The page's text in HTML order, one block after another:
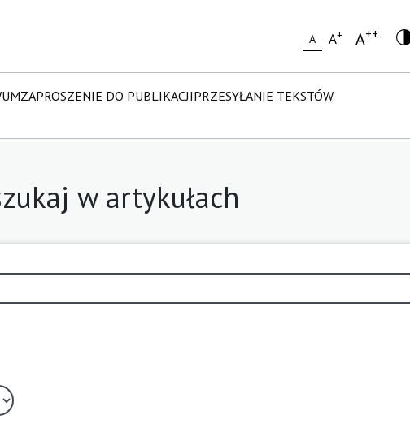
A A+ A++
ZAPROSZENIE DO PUBLIKACJIPRZESYŁANIE TEKSTÓW
w artykułach